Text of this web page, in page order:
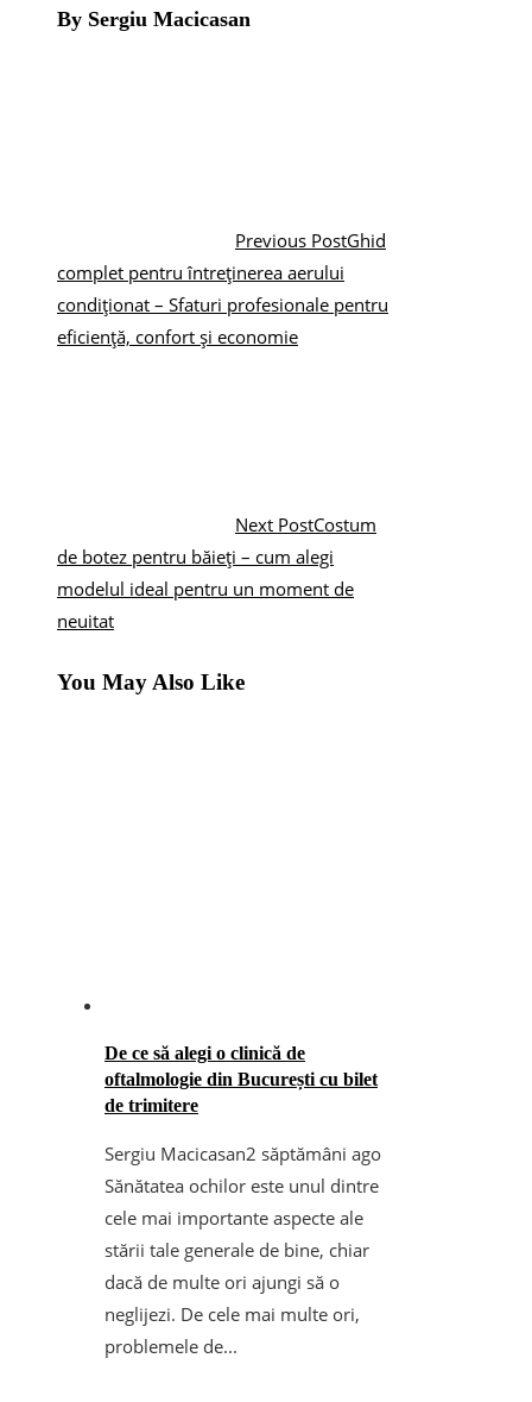
By Sergiu Macicasan
Previous PostGhid
complet pentru întreținerea aerului
condiționat – Sfaturi profesionale pentru
eficiență, confort și economie
Next PostCostum
de botez pentru băieți – cum alegi
modelul ideal pentru un moment de
neuitat
You May Also Like
De ce să alegi o clinică de
oftalmologie din București cu bilet
de trimitere
Sergiu Macicasan2 săptămâni ago
Sănătatea ochilor este unul dintre
cele mai importante aspecte ale
stării tale generale de bine, chiar
dacă de multe ori ajungi să o
neglijezi. De cele mai multe ori,
problemele de...